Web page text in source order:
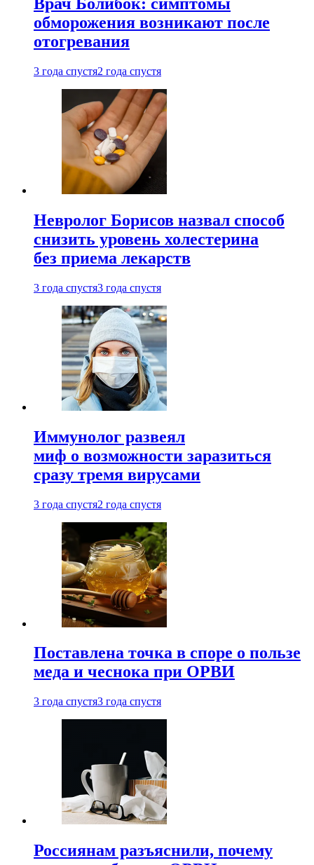
обморожения возникают после
отогревания
3 года спустя2 года спустя
Невролог Борисов назвал способ
снизить уровень холестерина
без приема лекарств
3 года спустя3 года спустя
Иммунолог развеял
миф о возможности заразиться
сразу тремя вирусами
3 года спустя2 года спустя
Поставлена точка в споре о пользе
меда и чеснока при ОРВИ
3 года спустя3 года спустя
Россиянам разъяснили, почему